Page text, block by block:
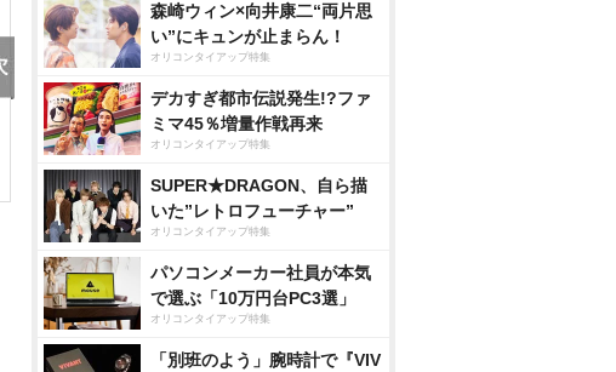
森崎ウィン×向井康二“両片思
い”にキュンが止まらん！
オリコンタイアップ特集
デカすぎ都市伝説発生!?ファ
ミマ45％増量作戦再来
オリコンタイアップ特集
SUPER★DRAGON、自ら描
いた”レトロフューチャー”
オリコンタイアップ特集
パソコンメーカー社員が本気
で選ぶ「10万円台PC3選」
オリコンタイアップ特集
「別班のよう」腕時計で『VIV